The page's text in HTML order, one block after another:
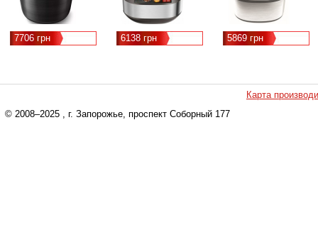
7706 грн 6138 грн 5869 грн
Карта
© 2008–2025 , г. Запорожье, проспект Соборный 177